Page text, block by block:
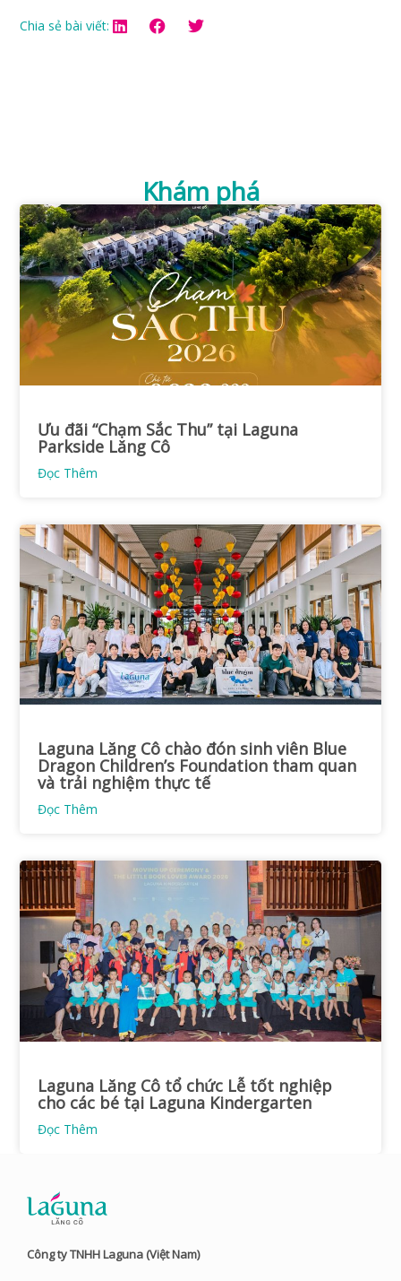
Chia sẻ bài viết:
Khám phá
Ưu đãi “Chạm Sắc Thu” tại Laguna
Parkside Lăng Cô
Đọc Thêm
Laguna Lăng Cô chào đón sinh viên Blue
Dragon Children’s Foundation tham quan
và trải nghiệm thực tế
Đọc Thêm
Laguna Lăng Cô tổ chức Lễ tốt nghiệp
cho các bé tại Laguna Kindergarten
Đọc Thêm
Công ty TNHH Laguna (Việt Nam)